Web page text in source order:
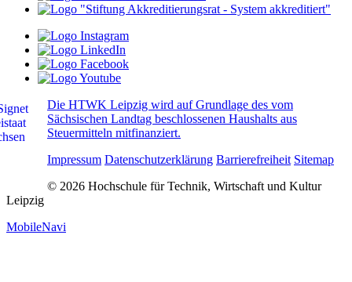
Die HTWK Leipzig wird auf Grundlage des vom
Sächsischen Landtag beschlossenen Haushalts aus
Steuermitteln mitfinanziert.
Impressum Datenschutzerklärung Barrierefreiheit Sitemap
© 2026 Hochschule für Technik, Wirtschaft und Kultur
Leipzig
MobileNavi